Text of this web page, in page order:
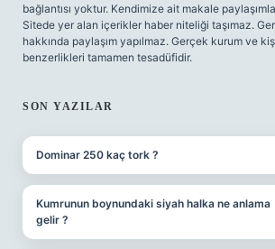
bağlantısı yoktur. Kendimize ait makale
Sitede yer alan içerikler haber niteliği taşımaz.
hakkında paylaşım yapılmaz. Gerçek kurum ve
benzerlikleri tamamen tesadüfidir.
SON YAZILAR
Dominar 250 kaç tork ?
Kumrunun boynundaki siyah halka ne anlama
gelir ?